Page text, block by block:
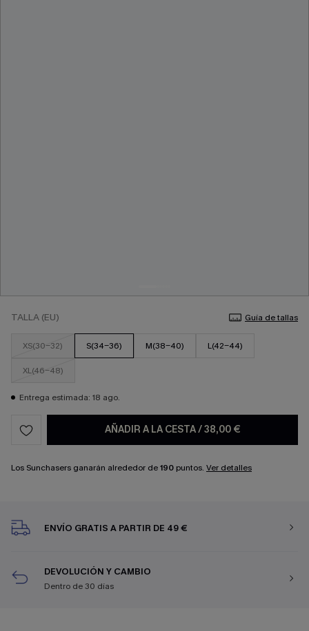
TALLA (EU) Guía de tallas
XS(30-32) S(34-36) M(38-40) L(42-44)
XL(46-48)
Entrega estimada: 18 ago.
AÑADIR A LA CESTA/38,00 €
Los Sunchasers ganarán alrededor de190 puntos. Ver detalles
ENVÍO GRATIS A PARTIR DE 49 €
DEVOLUCIÓN Y CAMBIO
Dentro de 30 días